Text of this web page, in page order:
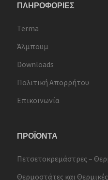
ΠΛΗΡΟΦΟΡΙΕΣ
Terma
Άλμπουμ
Downloads
Πολιτική Απορρήτου
Επικοινωνία
ΠΡΟΪΟΝΤΑ
Πετσετοκρεμάστρες –
Θερμοστάτες και